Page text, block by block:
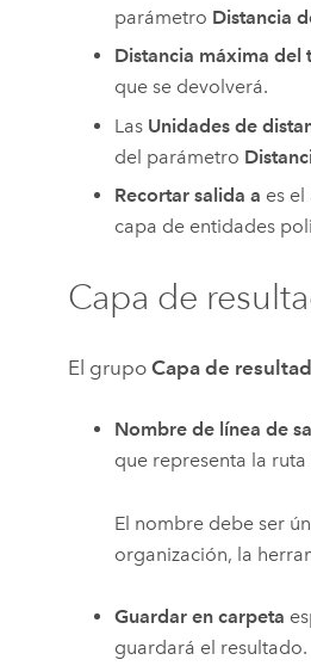
parámetro Distancia
Distancia máxima del
que se devolverá.
Las Unidades de
del parámetro
Recortar salida a es
capa de entidades
Capa de
El grupoCapa de
Nombre de línea de
que representa la
El nombre debe ser
organización, la
Guardar en carpeta
guardará el resultado.